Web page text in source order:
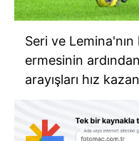
Seri ve
ermesinin
arayışları hız